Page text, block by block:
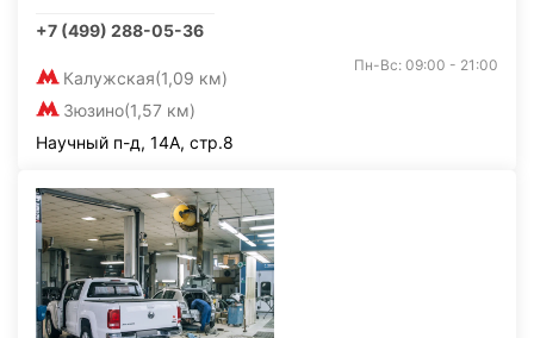
+7 (499) 288-05-36
Калужская(1,09 км)
Зюзино(1,57 км)
Пн-Вс: 09:00 - 21:00
Научный п-д, 14А, стр.8